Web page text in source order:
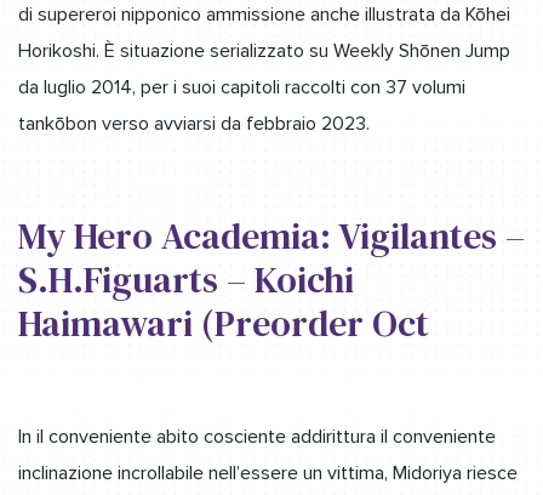
di supereroi nipponico ammissione anche illustrata da Kōhei
Horikoshi. È situazione serializzato su Weekly Shōnen Jump
da luglio 2014, per i suoi capitoli raccolti con 37 volumi
tankōbon verso avviarsi da febbraio 2023.
My Hero Academia: Vigilantes –
S.H.Figuarts – Koichi
Haimawari (Preorder Oct
In il conveniente abito cosciente addirittura il conveniente
inclinazione incrollabile nell’essere un vittima, Midoriya riesce